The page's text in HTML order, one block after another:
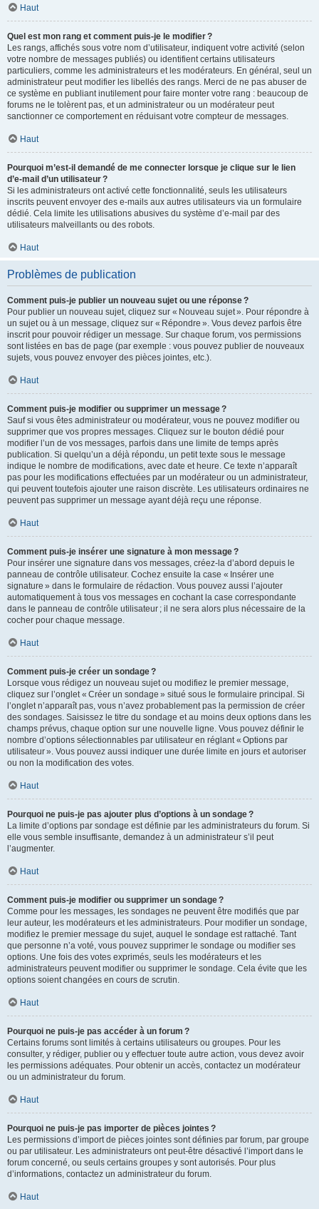
Haut
Quel est mon rang et comment puis-je le modifier ?
Les rangs, affichés sous votre nom d’utilisateur, indiquent votre activité (selon
votre nombre de messages publiés) ou identifient certains utilisateurs
particuliers, comme les administrateurs et les modérateurs. En général, seul un
administrateur peut modifier les libellés des rangs. Merci de ne pas abuser de
ce système en publiant inutilement pour faire monter votre rang : beaucoup de
forums ne le tolèrent pas, et un administrateur ou un modérateur peut
sanctionner ce comportement en réduisant votre compteur de messages.
Haut
Pourquoi m’est-il demandé de me connecter lorsque je clique sur le lien
d’e-mail d’un utilisateur ?
Si les administrateurs ont activé cette fonctionnalité, seuls les utilisateurs
inscrits peuvent envoyer des e-mails aux autres utilisateurs via un formulaire
dédié. Cela limite les utilisations abusives du système d’e-mail par des
utilisateurs malveillants ou des robots.
Haut
Problèmes de publication
Comment puis-je publier un nouveau sujet ou une réponse ?
Pour publier un nouveau sujet, cliquez sur « Nouveau sujet ». Pour répondre à
un sujet ou à un message, cliquez sur « Répondre ». Vous devez parfois être
inscrit pour pouvoir rédiger un message. Sur chaque forum, vos permissions
sont listées en bas de page (par exemple : vous pouvez publier de nouveaux
sujets, vous pouvez envoyer des pièces jointes, etc.).
Haut
Comment puis-je modifier ou supprimer un message ?
Sauf si vous êtes administrateur ou modérateur, vous ne pouvez modifier ou
supprimer que vos propres messages. Cliquez sur le bouton dédié pour
modifier l’un de vos messages, parfois dans une limite de temps après
publication. Si quelqu’un a déjà répondu, un petit texte sous le message
indique le nombre de modifications, avec date et heure. Ce texte n’apparaît
pas pour les modifications effectuées par un modérateur ou un administrateur,
qui peuvent toutefois ajouter une raison discrète. Les utilisateurs ordinaires ne
peuvent pas supprimer un message ayant déjà reçu une réponse.
Haut
Comment puis-je insérer une signature à mon message ?
Pour insérer une signature dans vos messages, créez-la d’abord depuis le
panneau de contrôle utilisateur. Cochez ensuite la case « Insérer une
signature » dans le formulaire de rédaction. Vous pouvez aussi l’ajouter
automatiquement à tous vos messages en cochant la case correspondante
dans le panneau de contrôle utilisateur ; il ne sera alors plus nécessaire de la
cocher pour chaque message.
Haut
Comment puis-je créer un sondage ?
Lorsque vous rédigez un nouveau sujet ou modifiez le premier message,
cliquez sur l’onglet « Créer un sondage » situé sous le formulaire principal. Si
l’onglet n’apparaît pas, vous n’avez probablement pas la permission de créer
des sondages. Saisissez le titre du sondage et au moins deux options dans les
champs prévus, chaque option sur une nouvelle ligne. Vous pouvez définir le
nombre d’options sélectionnables par utilisateur en réglant « Options par
utilisateur ». Vous pouvez aussi indiquer une durée limite en jours et autoriser
ou non la modification des votes.
Haut
Pourquoi ne puis-je pas ajouter plus d’options à un sondage ?
La limite d’options par sondage est définie par les administrateurs du forum. Si
elle vous semble insuffisante, demandez à un administrateur s’il peut
l’augmenter.
Haut
Comment puis-je modifier ou supprimer un sondage ?
Comme pour les messages, les sondages ne peuvent être modifiés que par
leur auteur, les modérateurs et les administrateurs. Pour modifier un sondage,
modifiez le premier message du sujet, auquel le sondage est rattaché. Tant
que personne n’a voté, vous pouvez supprimer le sondage ou modifier ses
options. Une fois des votes exprimés, seuls les modérateurs et les
administrateurs peuvent modifier ou supprimer le sondage. Cela évite que les
options soient changées en cours de scrutin.
Haut
Pourquoi ne puis-je pas accéder à un forum ?
Certains forums sont limités à certains utilisateurs ou groupes. Pour les
consulter, y rédiger, publier ou y effectuer toute autre action, vous devez avoir
les permissions adéquates. Pour obtenir un accès, contactez un modérateur
ou un administrateur du forum.
Haut
Pourquoi ne puis-je pas importer de pièces jointes ?
Les permissions d’import de pièces jointes sont définies par forum, par groupe
ou par utilisateur. Les administrateurs ont peut-être désactivé l’import dans le
forum concerné, ou seuls certains groupes y sont autorisés. Pour plus
d’informations, contactez un administrateur du forum.
Haut